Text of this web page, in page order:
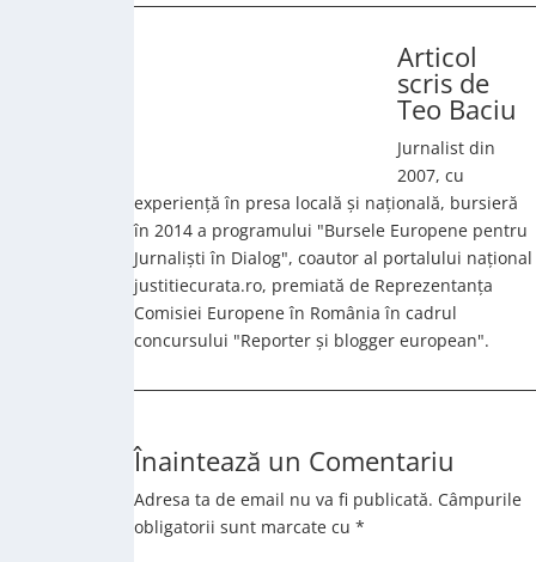
Articol
scris de
Teo Baciu
Jurnalist din
2007, cu
experiență în presa locală și națională, bursieră
în 2014 a programului "Bursele Europene pentru
Jurnaliști în Dialog", coautor al portalului național
justitiecurata.ro, premiată de Reprezentanța
Comisiei Europene în România în cadrul
concursului "Reporter și blogger european".
Înaintează un Comentariu
Adresa ta de email nu va fi publicată. Câmpurile
obligatorii sunt marcate cu *